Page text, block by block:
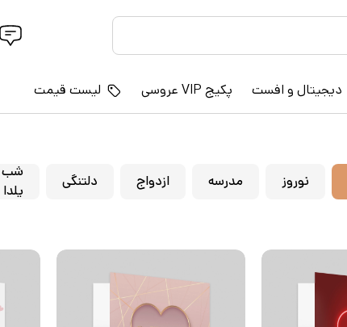
دیجیتال و افست پکیج VIP عروسی لیست قیمت
نوروز مدرسه ازدواج دلتنگی
شب
یلدا